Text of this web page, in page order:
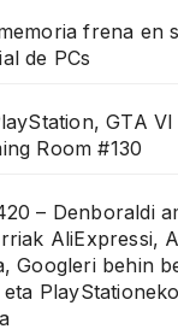
frena en
de PCs
GTA
Room #130
– Denboraldi
AliExpressi,
Googleri behin